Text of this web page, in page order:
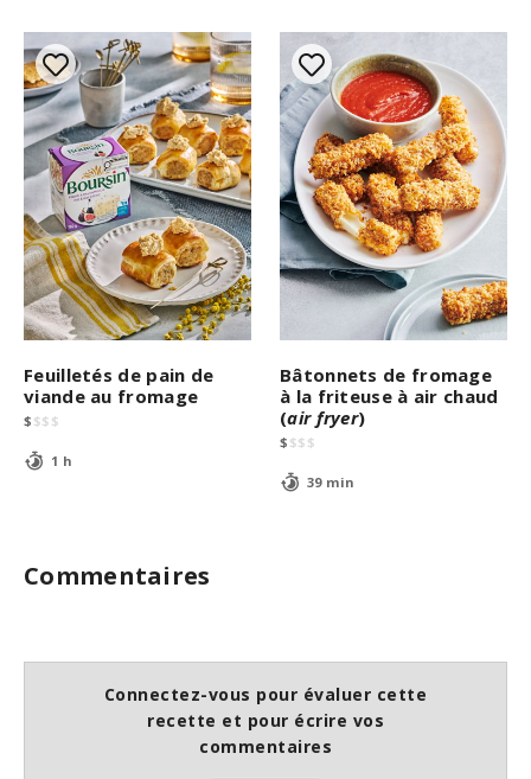
Feuilletés de pain de
viande au fromage
$ $$ $
1 h
Bâtonnets de fromage
à la friteuse à air chaud
(air fryer)
$ $$ $
39 min
Commentaires
Connectez-vous pour évaluer cette
recette et pour écrire vos
commentaires